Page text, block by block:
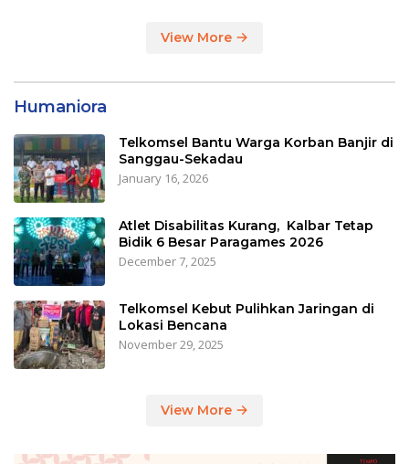
View More
Humaniora
Telkomsel Bantu Warga Korban Banjir di
Sanggau-Sekadau
January 16, 2026
Atlet Disabilitas Kurang, Kalbar Tetap
Bidik 6 Besar Paragames 2026
December 7, 2025
Telkomsel Kebut Pulihkan Jaringan di
Lokasi Bencana
November 29, 2025
View More